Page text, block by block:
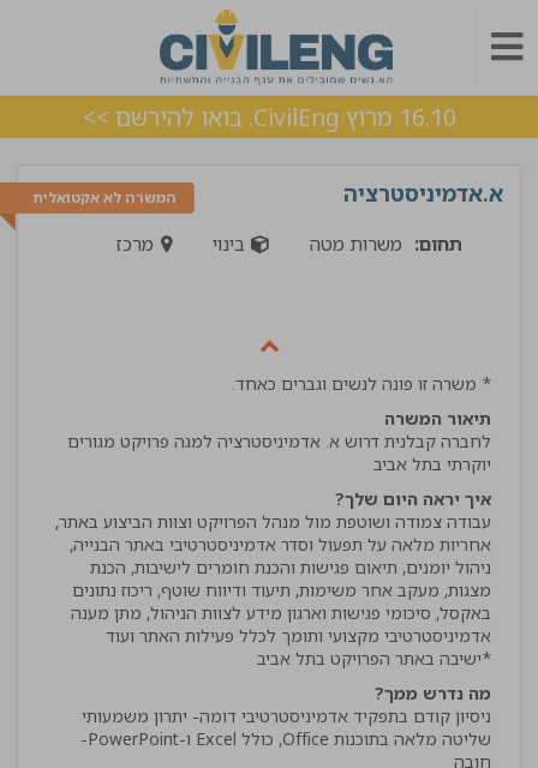
16.10 מרוץ CivilEng. בואו להירשם >>
המשרה לא אקטואלית א.אדמיניסטרציה
תחום: משרות מטה בינוי מרכז
* משרה זו פונה לנשים וגברים כאחד.
תיאור המשרה
לחברה קבלנית דרוש א. אדמיניסטרציה למגה פרויקט מגורים
יוקרתי בתל אביב
איך יראה היום שלך?
עבודה צמודה ושוטפת מול מנהל הפרויקט וצוות הביצוע באתר,
אחריות מלאה על תפעול וסדר אדמיניסטרטיבי באתר הבנייה,
ניהול יומנים, תיאום פגישות והכנת חומרים לישיבות, הכנת
מצגות, מעקב אחר משימות, תיעוד ודיווח שוטף, ריכוז נתונים
באקסל, סיכומי פגישות וארגון מידע לצוות הניהול, מתן מענה
*ישיבה באתר הפרויקט בתל אביב
מה נדרש ממך?
שליטה מלאה בתוכנות Office, כולל Excel ו-PowerPoint-